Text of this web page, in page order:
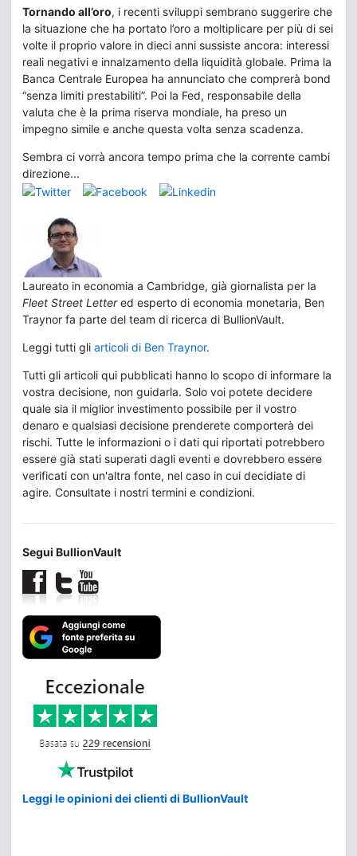
Tornando all’oro, i recenti sviluppi sembrano suggerire che
la situazione che ha portato l’oro a moltiplicare per più di sei
volte il proprio valore in dieci anni sussiste ancora: interessi
reali negativi e innalzamento della liquidità globale. Prima la
Banca Centrale Europea ha annunciato che comprerà bond
“senza limiti prestabiliti”. Poi la Fed, responsabile della
valuta che è la prima riserva mondiale, ha preso un
impegno simile e anche questa volta senza scadenza.
Sembra ci vorrà ancora tempo prima che la corrente cambi
direzione...
Laureato in economia a Cambridge, già giornalista per la
Fleet Street Lettered esperto di economia monetaria, Ben
Traynor fa parte del team di ricerca di BullionVault.
Leggi tutti gli articoli di Ben Traynor.
Tutti gli articoli qui pubblicati hanno lo scopo di informare la
vostra decisione, non guidarla. Solo voi potete decidere
quale sia il miglior investimento possibile per il vostro
denaro e qualsiasi decisione prenderete comporterà dei
rischi. Tutte le informazioni o i dati qui riportati potrebbero
essere già stati superati dagli eventi e dovrebbero essere
verificati con un'altra fonte, nel caso in cui decidiate di
agire. Consultate i nostri termini e condizioni.
Segui BullionVault
Leggi le opinioni dei clienti di BullionVault